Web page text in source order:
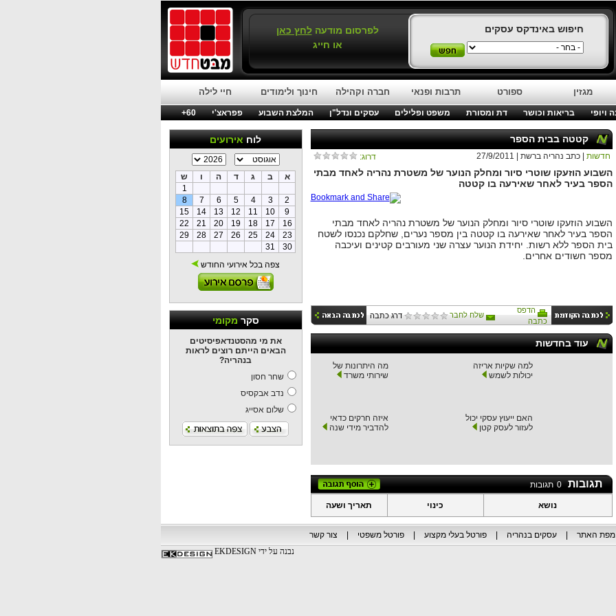
חיפוש באינדקס עסקים לפרסום מודעהלחץ כאן
או חייג
מגזין ספורט תרבות ופנאי חברה וקהילה חינוך ולימודים חיי לילה
ויופי בריאות וכושר דת ומסורת משפט ופלילים עסקים ונדל"ן המלצת השבוע פפראצ'י
60+
לוחאירועים
א ב ג ד ה ו
ש
1
2
3
4
5
6
7
8
9
10
11
12
13
14
15
16
17
18
19
20
21
22
23
24
25
26
27
28
29
30
31
צפה בכל אירועי החודש
סקרמקומי
את מי מהסטנדאפיסיטים
הבאים הייתם רוצים לראות
בנהריה?
שחר חסון
נדב אבקסיס
שלום אסייג
קטטה בבית הספר
דרוג: חדשות | כתב נהריה ברשת | 27/9/2011
השבוע הוזעקו שוטרי סיור ומחלק הנוער של משטרת נהריה לאחד מבתי
הספר בעיר לאחר שאירעה בו קטטה
השבוע הוזעקו שוטרי סיור ומחלק הנוער של משטרת נהריה לאחד מבתי
הספר בעיר לאחר שאירעה בו קטטה בין מספר נערים ,שחלקם נכנסו לשטח
בית הספר ללא רשות יחידת הנוער עצרה שני מעורבים קטינים ועיכבה
מספר חשודים אחרים
הדפס
כתבה
שלח לחבר דרג כתבה
עוד בחדשות
למה שקיות אריזה
יכולות לשמש
מה היתרונות של
שירותי משרד
האם ייעוץ עסקי יכול
לעזור לעסק קטן
איזה חרקים כדאי
להדביר מידי שנה
תגובות 0 תגובות
נושא כינוי תאריך ושעה
מפת האתר עסקים בנהריה פורטל בעלי מקצוע פורטל משפטי
צור קשר
נבנה על ידי EKDESIGN